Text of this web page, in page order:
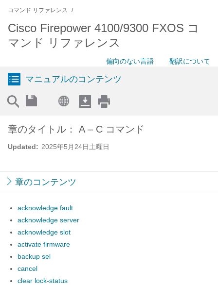
コマンド リファレンス
Cisco Firepower 4100/9300 FXOS コ
マンド リファレンス
偏向のない言語 翻訳について
マニュアルのコンテンツ
Updated: 2025年5月24日土曜日
章のタイトル： A – C コマンド
章のコンテンツ
acknowledge fault
acknowledge server
acknowledge slot
activate firmware
backup sel
cancel
clear lock-status